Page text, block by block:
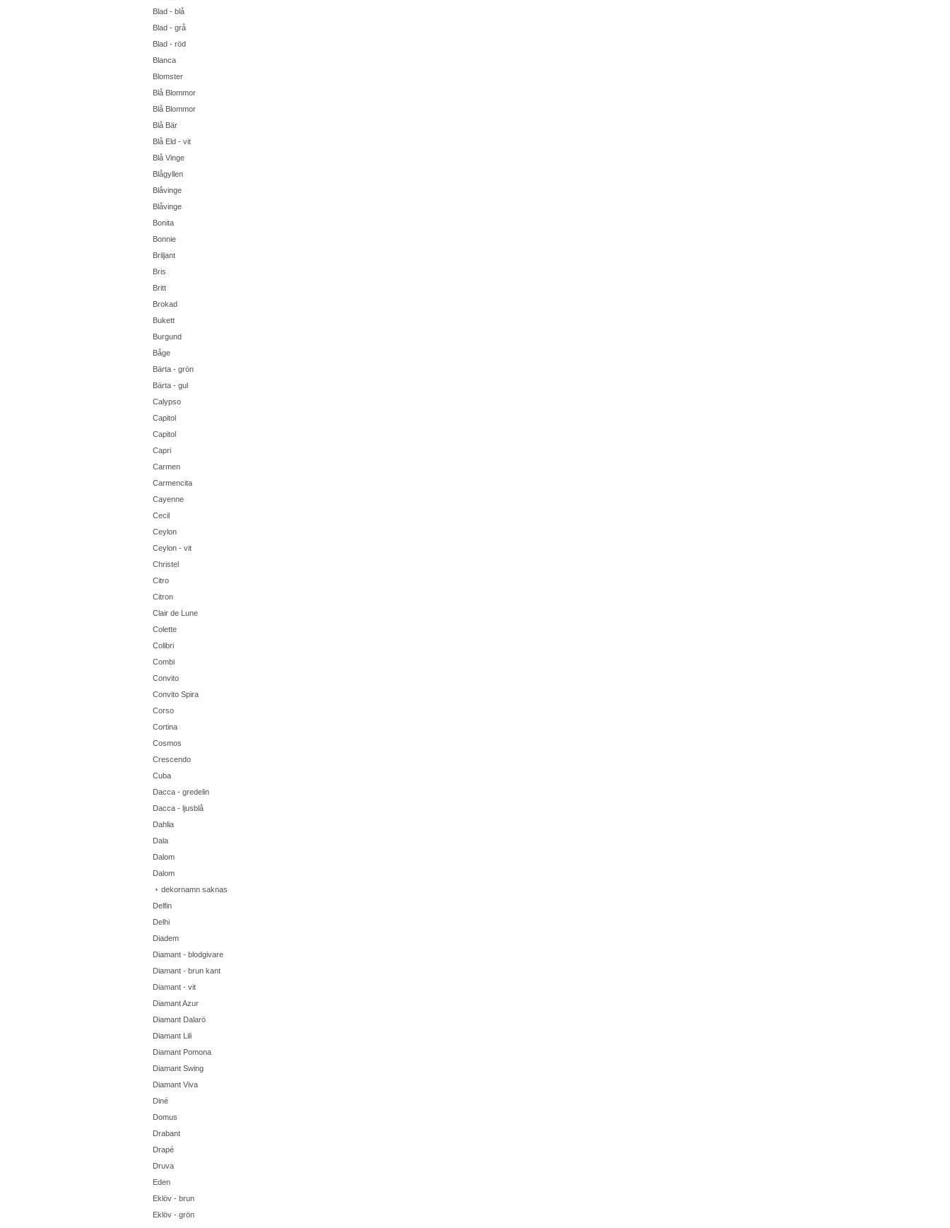
Blad - blå
Blad - grå
Blad - röd
Blanca
Blomster
Blå Blommor
Blå Blommor
Blå Bär
Blå Eld - vit
Blå Vinge
Blågyllen
Blåvinge
Blåvinge
Bonita
Bonnie
Briljant
Bris
Britt
Brokad
Bukett
Burgund
Båge
Bärta - grön
Bärta - gul
Calypso
Capitol
Capitol
Capri
Carmen
Carmencita
Cayenne
Cecil
Ceylon
Ceylon - vit
Christel
Citro
Citron
Clair de Lune
Colette
Colibri
Combi
Convito
Convito Spira
Corso
Cortina
Cosmos
Crescendo
Cuba
Dacca - gredelin
Dacca - ljusblå
Dahlia
Dala
Dalom
Dalom
dekornamn saknas
Delfin
Delhi
Diadem
Diamant - blodgivare
Diamant - brun kant
Diamant - vit
Diamant Azur
Diamant Dalarö
Diamant Lili
Diamant Pomona
Diamant Swing
Diamant Viva
Diné
Domus
Drabant
Drapé
Druva
Eden
Eklöv - brun
Eklöv - grön